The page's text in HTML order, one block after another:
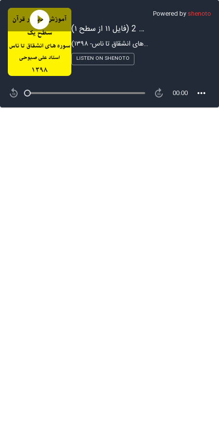
Powered byshenoto
آموزش تدبر در سوره طارق - بخش 2 (فایل ۱۱ از سطح ۱)
آموزش تدبر در قرآن - ترم ۱ (سوره های انشقاق تا ناس- ۱۳۹۸)
LISTEN ON SHENOTO
00:00